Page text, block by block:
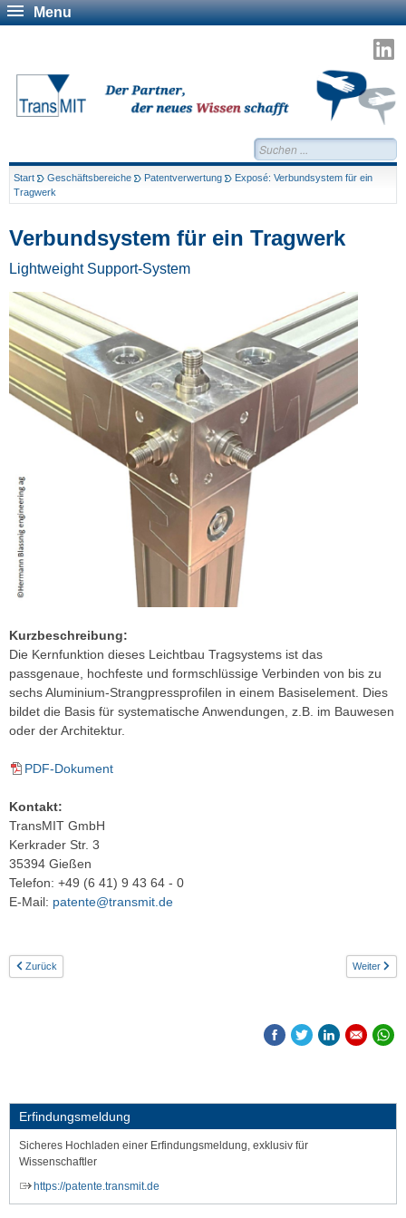
Menu
Suchen...
Start Geschäftsbereiche Patentverwertung
Exposé: Verbundsystem für ein
Tragwerk
Erfindungsmeldung
Sicheres Hochladen einer Erfindungsmeldung, exklusiv für
Wissenschaftler
https://patente.transmit.de
Verbundsystem für ein Tragwerk
Lightweight Support-System
Kurzbeschreibung:
Die Kernfunktion dieses Leichtbau Tragsystems ist das
passgenaue, hochfeste und formschlüssige Verbinden von bis zu
sechs Aluminium-Strangpressprofilen in einem Basiselement. Dies
bildet die Basis für systematische Anwendungen, z.B. im Bauwesen
oder der Architektur.
PDF-Dokument
Kontakt:
TransMIT GmbH
Kerkrader Str. 3
35394 Gießen
Telefon: +49 (6 41) 9 43 64 - 0
E-Mail: patente@transmit.de
Zurück Weiter